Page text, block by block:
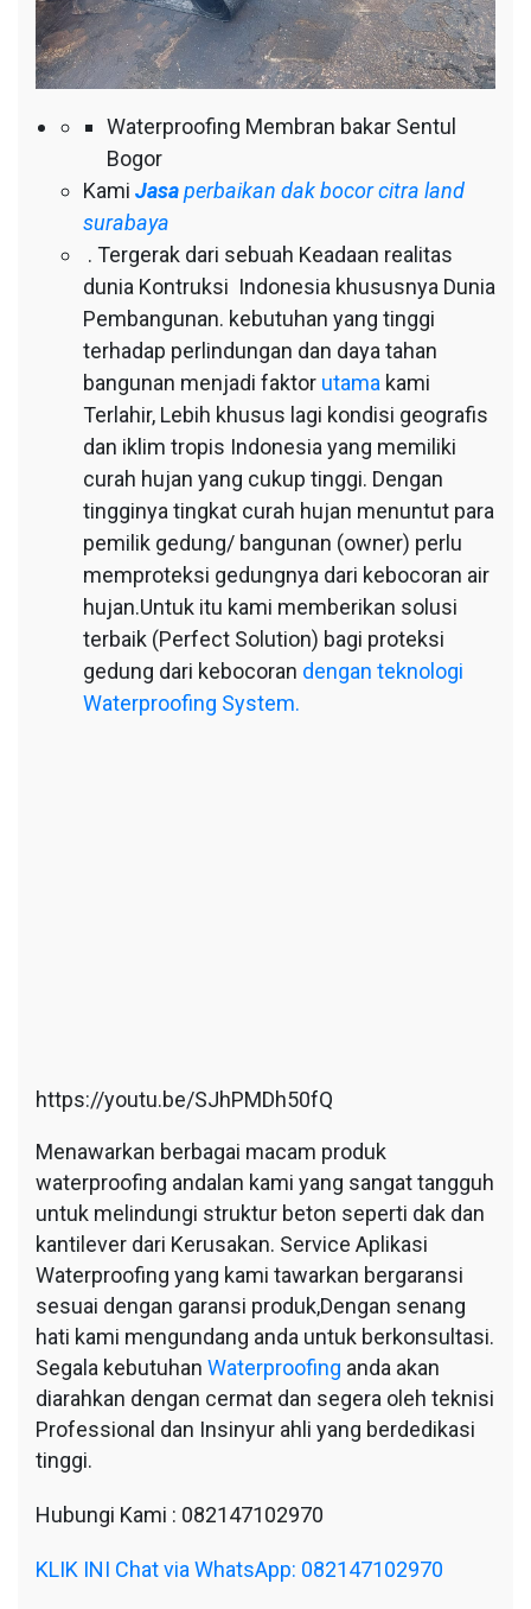
Waterproofing Membran bakar Sentul
Bogor
Kami Jasaperbaikan dak bocor citra land
surabaya
. Tergerak dari sebuah Keadaan realitas
dunia Kontruksi Indonesia khususnya Dunia
Pembangunan. kebutuhan yang tinggi
terhadap perlindungan dan daya tahan
bangunan menjadi faktor utama kami
Terlahir, Lebih khusus lagi kondisi geografis
dan iklim tropis Indonesia yang memiliki
curah hujan yang cukup tinggi. Dengan
tingginya tingkat curah hujan menuntut para
pemilik gedung/ bangunan (owner) perlu
memproteksi gedungnya dari kebocoran air
hujan.Untuk itu kami memberikan solusi
terbaik (Perfect Solution) bagi proteksi
gedung dari kebocoran dengan teknologi
Waterproofing System.
https://youtu.be/SJhPMDh50fQ
Menawarkan berbagai macam produk
waterproofing andalan kami yang sangat tangguh
untuk melindungi struktur beton seperti dak dan
kantilever dari Kerusakan. Service Aplikasi
Waterproofing yang kami tawarkan bergaransi
sesuai dengan garansi produk,Dengan senang
hati kami mengundang anda untuk berkonsultasi.
Segala kebutuhan Waterproofing anda akan
diarahkan dengan cermat dan segera oleh teknisi
Professional dan Insinyur ahli yang berdedikasi
tinggi.
Hubungi Kami : 082147102970
KLIK INI Chat via WhatsApp: 082147102970